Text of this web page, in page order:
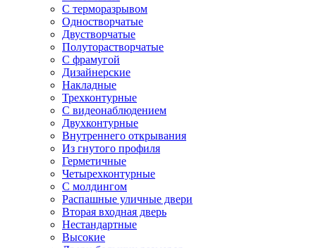
С терморазрывом
Одностворчатые
Двустворчатые
Полуторастворчатые
С фрамугой
Дизайнерские
Накладные
Трехконтурные
С видеонаблюдением
Двухконтурные
Внутреннего открывания
Из гнутого профиля
Герметичные
Четырехконтурные
С молдингом
Распашные уличные двери
Вторая входная дверь
Нестандартные
Высокие